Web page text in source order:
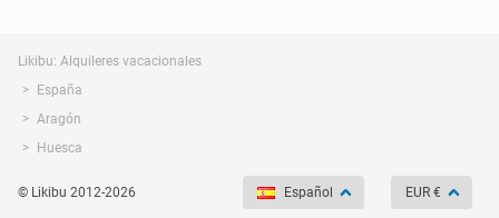
Likibu: Alquileres vacacionales
España
Aragón
Huesca
© Likibu 2012-2026 Español EUR €